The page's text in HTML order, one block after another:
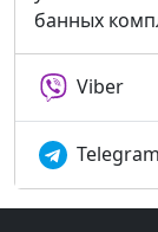
банных
Viber
Telegram